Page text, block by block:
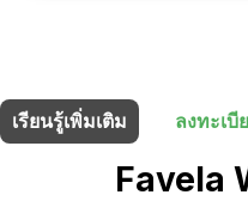
เรียนรู้เพิ่มเติม
ลงทะเบี
Favela